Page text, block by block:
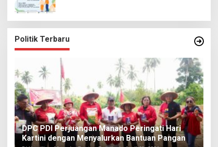
Politik Terbaru
DPC PDI Perjuangan Manado Peringati Hari
Kartini dengan Menyalurkan Bantuan Pangan